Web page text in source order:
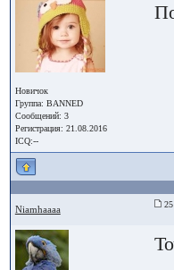
Новичок
Группа: BANNED
Сообщений: 3
Регистрация: 21.08.2016
ICQ:--
Niamhaaaa 25